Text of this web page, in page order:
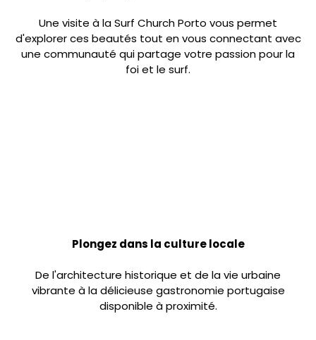
Une visite à la Surf Church Porto vous permet
d'explorer ces beautés tout en vous connectant avec
une communauté qui partage votre passion pour la
foi et le surf.
Plongez dans la culture locale
De l'architecture historique et de la vie urbaine
vibrante à la délicieuse gastronomie portugaise
disponible à proximité.